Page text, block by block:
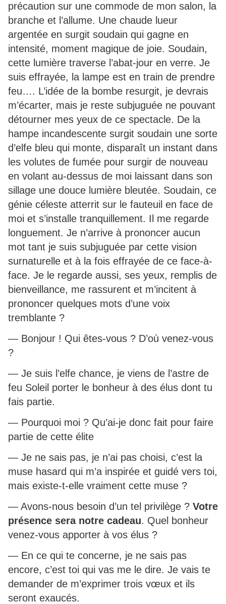
précaution sur une commode de mon salon, la
branche et l’allume. Une chaude lueur
argentée en surgit soudain qui gagne en
intensité, moment magique de joie. Soudain,
cette lumière traverse l’abat-jour en verre. Je
suis effrayée, la lampe est en train de prendre
feu…. L’idée de la bombe resurgit, je devrais
m’écarter, mais je reste subjuguée ne pouvant
détourner mes yeux de ce spectacle. De la
hampe incandescente surgit soudain une sorte
d’elfe bleu qui monte, disparaît un instant dans
les volutes de fumée pour surgir de nouveau
en volant au-dessus de moi laissant dans son
sillage une douce lumière bleutée. Soudain, ce
génie céleste atterrit sur le fauteuil en face de
moi et s’installe tranquillement. Il me regarde
longuement. Je n’arrive à prononcer aucun
mot tant je suis subjuguée par cette vision
surnaturelle et à la fois effrayée de ce face-à-
face. Je le regarde aussi, ses yeux, remplis de
bienveillance, me rassurent et m’incitent à
prononcer quelques mots d’une voix
tremblante ?
— Bonjour ! Qui êtes-vous ? D’où venez-vous
?
— Je suis l’elfe chance, je viens de l’astre de
feu Soleil porter le bonheur à des élus dont tu
fais partie.
— Pourquoi moi ? Qu’ai-je donc fait pour faire
partie de cette élite
— Je ne sais pas, je n’ai pas choisi, c’est la
muse hasard qui m’a inspirée et guidé vers toi,
mais existe-t-elle vraiment cette muse ?
— Avons-nous besoin d’un tel privilège ? Votre
présence sera notre cadeau. Quel bonheur
venez-vous apporter à vos élus ?
— En ce qui te concerne, je ne sais pas
encore, c’est toi qui vas me le dire. Je vais te
demander de m’exprimer trois vœux et ils
seront exaucés.